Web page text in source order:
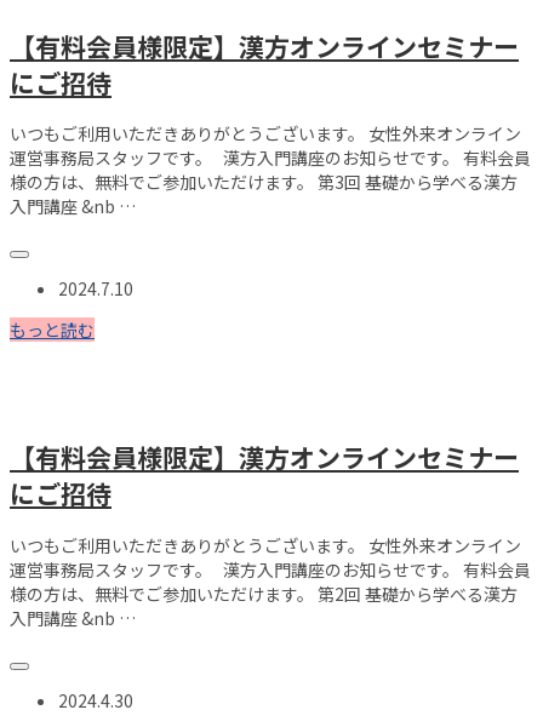
【有料会員様限定】漢方オンラインセミナー
にご招待
いつもご利用いただきありがとうございます。 女性外来オンライン
運営事務局スタッフです。 漢方入門講座のお知らせです。 有料会員
様の方は、無料でご参加いただけます。 第3回 基礎から学べる漢方
入門講座 &nb …
2024.7.10
もっと読む
【有料会員様限定】漢方オンラインセミナー
にご招待
いつもご利用いただきありがとうございます。 女性外来オンライン
運営事務局スタッフです。 漢方入門講座のお知らせです。 有料会員
様の方は、無料でご参加いただけます。 第2回 基礎から学べる漢方
入門講座 &nb …
2024.4.30